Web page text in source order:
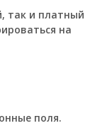
так и платный
на
поля.